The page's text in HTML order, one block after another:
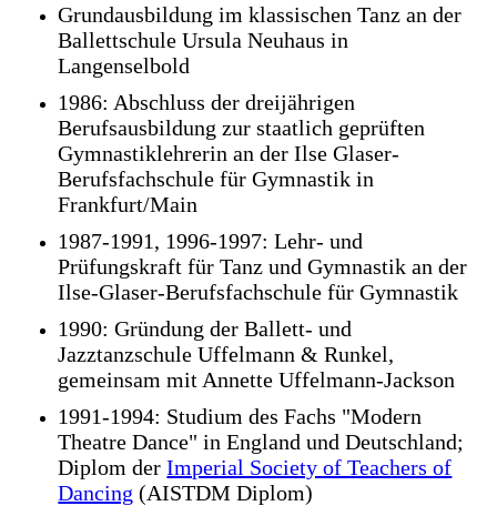
Grundausbildung im klassischen Tanz an der
Ballettschule Ursula Neuhaus in
Langenselbold
1986: Abschluss der dreijährigen
Berufsausbildung zur staatlich geprüften
Gymnastiklehrerin an der Ilse Glaser-
Berufsfachschule für Gymnastik in
Frankfurt/Main
1987-1991, 1996-1997: Lehr- und
Prüfungskraft für Tanz und Gymnastik an der
Ilse-Glaser-Berufsfachschule für Gymnastik
1990: Gründung der Ballett- und
Jazztanzschule Uffelmann & Runkel,
gemeinsam mit Annette Uffelmann-Jackson
1991-1994: Studium des Fachs "Modern
Theatre Dance" in England und Deutschland;
Diplom derImperial Society of Teachers of
Dancing (AISTDM Diplom)